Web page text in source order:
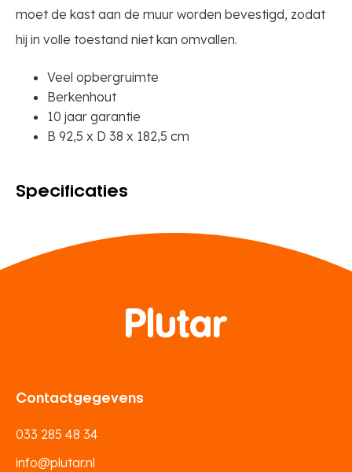
moet de kast aan de muur worden bevestigd, zodat
hij in volle toestand niet kan omvallen.
Veel opbergruimte
Berkenhout
10 jaar garantie
B 92,5 x D 38 x 182,5 cm
Specificaties
Contactgegevens
033 285 48 34
info@plutar.nl